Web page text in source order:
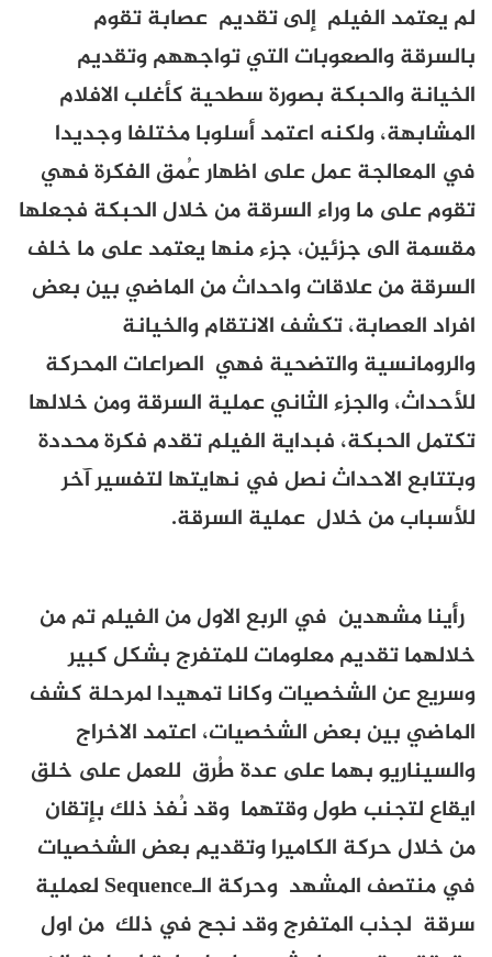
لم يعتمد الفيلم إلى تقديم عصابة تقوم
بالسرقة والصعوبات التي تواجههم وتقديم
الخيانة والحبكة بصورة سطحية كأغلب الافلام
المشابهة، ولكنه اعتمد أسلوبا مختلفا وجديدا
في المعالجة عمل على اظهار عُمق الفكرة فهي
تقوم على ما وراء السرقة من خلال الحبكة فجعلها
مقسمة الى جزئين، جزء منها يعتمد على ما خلف
السرقة من علاقات واحداث من الماضي بين بعض
افراد العصابة، تكشف الانتقام والخيانة
والرومانسية والتضحية فهي الصراعات المحركة
للأحداث، والجزء الثاني عملية السرقة ومن خلالها
تكتمل الحبكة، فبداية الفيلم تقدم فكرة محددة
وبتتابع الاحداث نصل في نهايتها لتفسير آخر
للأسباب من خلال عملية السرقة.
رأينا مشهدين في الربع الاول من الفيلم تم من
خلالهما تقديم معلومات للمتفرج بشكل كبير
وسريع عن الشخصيات وكانا تمهيدا لمرحلة كشف
الماضي بين بعض الشخصيات، اعتمد الاخراج
والسيناريو بهما على عدة طُرق للعمل على خلق
ايقاع لتجنب طول وقتهما وقد نُفذ ذلك بإتقان
من خلال حركة الكاميرا وتقديم بعض الشخصيات
في منتصف المشهد وحركة الـSequence لعملية
سرقة لجذب المتفرج وقد نجح في ذلك من اول